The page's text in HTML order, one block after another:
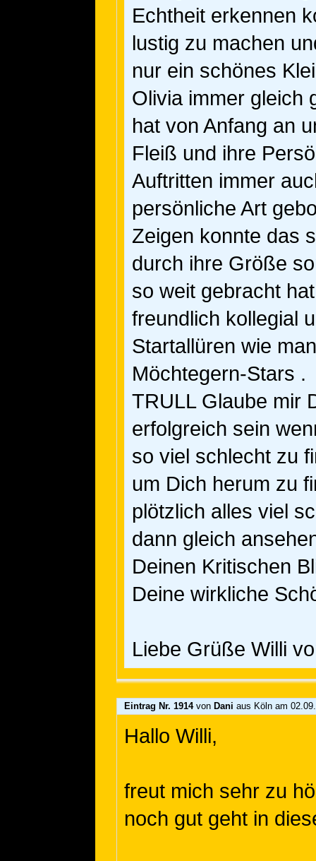
Echtheit erkennen
lustig zu machen
nur ein schönes
Olivia immer gleich
hat von Anfang an
Fleiß und ihre
Auftritten immer
persönliche Art
Zeigen konnte das
durch ihre Größe
so weit gebracht
freundlich kollegial
Startallüren wie
Möchtegern-Stars .
TRULL Glaube mir
erfolgreich sein
so viel schlecht zu
um Dich herum zu
plötzlich alles viel
dann gleich
Deinen Kritischen
Deine wirkliche
Liebe Grüße Willi
Eintrag Nr. 1914von Dani aus Köln am
Hallo Willi,
freut mich sehr zu
noch gut geht in